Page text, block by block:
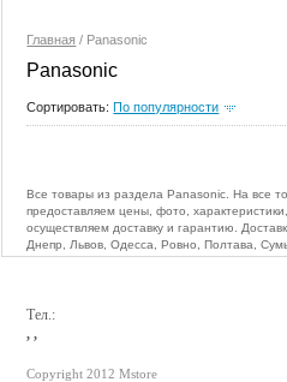
Главная / Panasonic
Panasonic
Сортировать:По популярности
Все товары из раздела Panasonic. На все
предоставляем цены, фото,
осуществляем доставку и гарантию.
Днепр, Львов, Одесса, Ровно, Полтава,
Тел.:
, ,
Copyright 2012 Mstore